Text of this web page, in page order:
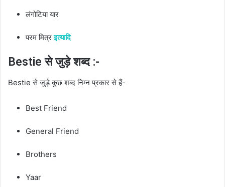
लंगोटिया यार
परम मित्रइत्यादि
Bestie से जुड़े शब्द :-
Bestie से जुड़े कुछ शब्द निम्न प्रकार से हैं-
Best Friend
General Friend
Brothers
Yaar